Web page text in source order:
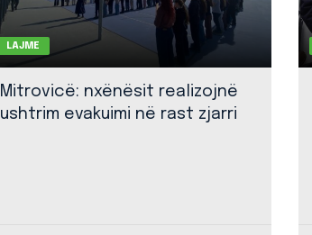
LAJME
Mitrovicë: nxënësit realizojnë
ushtrim evakuimi në rast zjarri